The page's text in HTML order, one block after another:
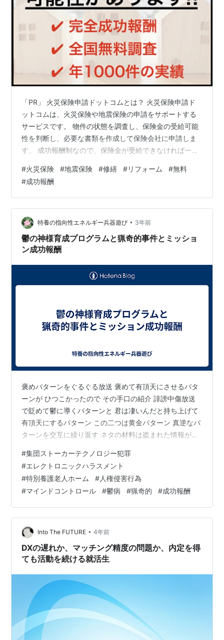
「PR」 火災保険申請ドットコムとは？ 火災保険申請ド
ットコムは、火災保険や地震保険の申請をサポートする
サービスです。 物件の状態を調査し、保険金の受給可能
性を判断し、必要な書類を作成して保険会社に申請しま
す。 成功報酬制なので、保険金が受給できなければ一切
は、その一部を使って物件の修繕やリフォームを行うこ
とができます。 火災保険申請ドットコムのメリット 火災
保険申請ドットコムを利用すると、以下のようなメリッ
トがあります。 ・専門家による物件調査 火災保険や地震
保険の申請には、物件の損傷状況や原因などを正確に把
握する必要があります。 しかし、一…
#火災保険 #地震保険 #修繕 #リフォーム #無料
#成功報酬
特養の指向性エネルギー兵器遊び • 3年前
鬱の神様育成プログラムと猟奇的事件とミッショ
ン成功報酬
褒めパターンをぐるぐる放送 褒めて有頂天にさせるパタ
ーンが ひつこかったので その手口の紹介 誹謗中傷放送
で貶めて鬱に導くパターンと 君は凄いんだと持ち上げて
有頂天にするパターン この二つは黄金パターン 真逆なパ
ターンを交互に繰り返す ネタの材料は盗まれた情報が使
凄いんだよと 有頂天にさせる これが問題 脳内だけで神
になる 鬱状態の有頂天の神様が出来上がる オペレーター
が猟奇的殺人犯を マインドコントロールで作り上げるプ
ログラム 鬱の神様育成プログラム 被験体として言える事
東大受験日に学生が刺された事件 若い男性の犯人は 「本
当は自分は…
#集団ストーカーテクノロジー犯罪
#エレクトロニックハラスメント
#特別養護老人ホーム #人権侵害行為
#マインドコントロール #鬱病 #猟奇的 #成功報酬
Into The FUTURE • 4年前
DXの遅れか、マッチング精度の問題か、内定を得
ても活動を続ける就活生